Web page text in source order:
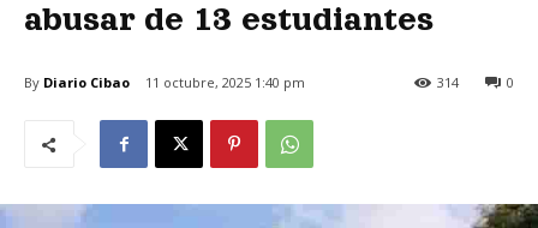
abusar de 13 estudiantes
By Diario Cibao 11 octubre, 2025 1:40 pm 0
314